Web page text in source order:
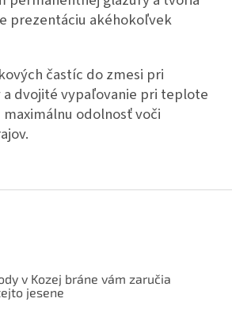
prezentáciu akéhokoľvek
častíc do zmesi pri
dvojité vypaľovanie pri teplote
maximálnu odolnosť voči
v Kozej bráne vám zaručia
jesene